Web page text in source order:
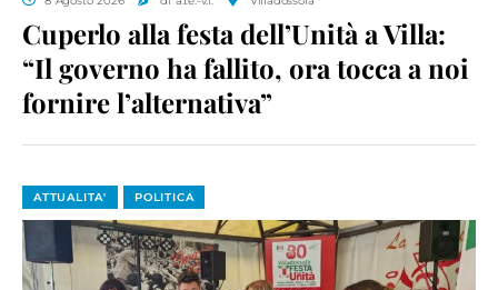
Cuperlo alla festa dell’Unità a Villa:
“Il governo ha fallito, ora tocca a noi
fornire l’alternativa”
ATTUALITA' POLITICA